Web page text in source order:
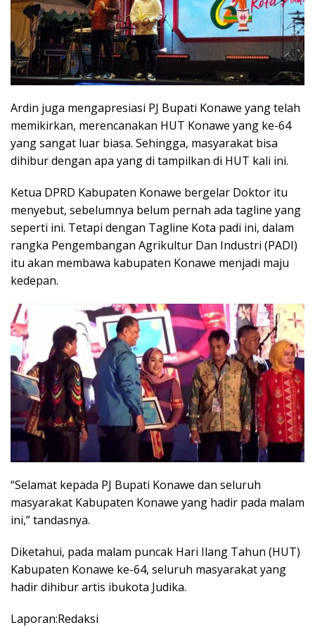
Ardin juga mengapresiasi PJ Bupati Konawe yang telah
memikirkan, merencanakan HUT Konawe yang ke-64
yang sangat luar biasa. Sehingga, masyarakat bisa
dihibur dengan apa yang di tampilkan di HUT kali ini.
Ketua DPRD Kabupaten Konawe bergelar Doktor itu
menyebut, sebelumnya belum pernah ada tagline yang
seperti ini. Tetapi dengan Tagline Kota padi ini, dalam
rangka Pengembangan Agrikultur Dan Industri (PADI)
itu akan membawa kabupaten Konawe menjadi maju
kedepan.
“Selamat kepada PJ Bupati Konawe dan seluruh
masyarakat Kabupaten Konawe yang hadir pada malam
ini,” tandasnya.
Diketahui, pada malam puncak Hari Ilang Tahun (HUT)
Kabupaten Konawe ke-64, seluruh masyarakat yang
hadir dihibur artis ibukota Judika.
Laporan:Redaksi